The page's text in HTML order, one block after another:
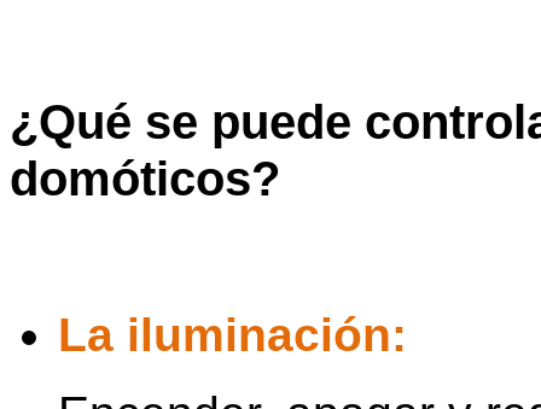
¿Qué se puede
domóticos?
La iluminación: